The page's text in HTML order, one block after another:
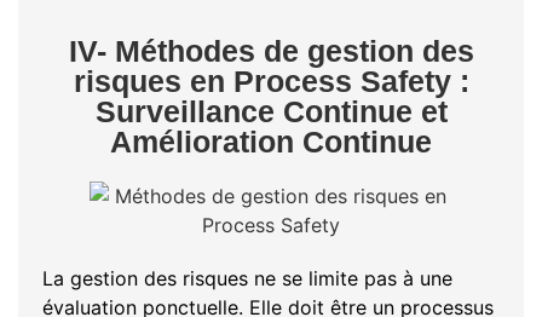
IV- Méthodes de gestion des
risques en Process Safety :
Surveillance Continue et
Amélioration Continue
La gestion des risques ne se limite pas à une
évaluation ponctuelle. Elle doit être un processus